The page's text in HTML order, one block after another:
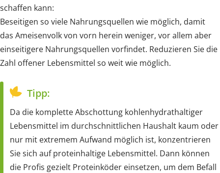
schaffen kann:
Beseitigen so viele Nahrungsquellen wie möglich, damit
das Ameisenvolk von vorn herein weniger, vor allem aber
einseitigere Nahrungsquellen vorfindet. Reduzieren Sie die
Zahl offener Lebensmittel so weit wie möglich.
Tipp:
Da die komplette Abschottung kohlenhydrathaltiger
Lebensmittel im durchschnittlichen Haushalt kaum oder
nur mit extremem Aufwand möglich ist, konzentrieren
Sie sich auf proteinhaltige Lebensmittel. Dann können
die Profis gezielt Proteinköder einsetzen, um dem Befall